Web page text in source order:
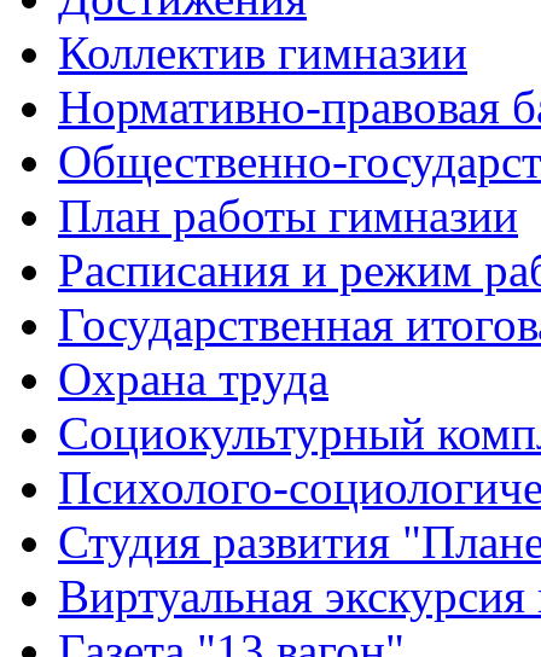
Коллектив гимназии
Нормативно-правовая
Общественно-
План работы гимназии
Расписания и режим
Государственная
Охрана труда
Социокультурный
Психолого-
Студия развития
Виртуальная